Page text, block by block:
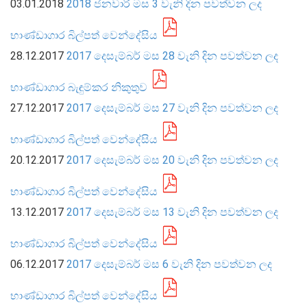
සංවිධාන ව්‍යුහය
පාලන ව්‍යුහය
ප්‍රධාන නිලධාරීන්
එක්ස්ටර් වාර්තාව
03.01.2018 2018 ජනවාරි මස 3 වැනි දින පවත්වන ලද
භාණ්ඩාගාර බිල්පත් වෙන්දේසිය
28.12.2017 2017 දෙසැම්බර් මස 28 වැනි දින පවත්වන ලද
භාණ්ඩාගාර බැඳුම්කර නිකුතුව
27.12.2017 2017 දෙසැම්බර් මස 27 වැනි දින පවත්වන ලද
භාණ්ඩාගාර බිල්පත් වෙන්දේසිය
20.12.2017 2017 දෙසැම්බර් මස 20 වැනි දින පවත්වන ලද
භාණ්ඩාගාර බිල්පත් වෙන්දේසිය
13.12.2017 2017 දෙසැම්බර් මස 13 වැනි දින පවත්වන ලද
භාණ්ඩාගාර බිල්පත් වෙන්දේසිය
06.12.2017 2017 දෙසැම්බර් මස 6 වැනි දින පවත්වන ලද
භාණ්ඩාගාර බිල්පත් වෙන්දේසිය